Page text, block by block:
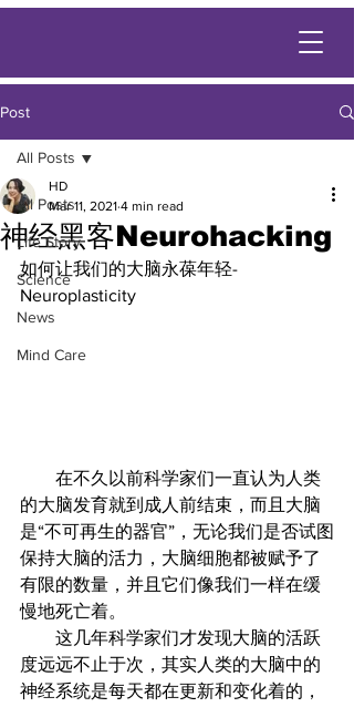
Post
All Posts
Life Story
Science
News
Mind Care
All Posts
神经黑客Neurohacking
HD
Mar 11, 2021 4 min read
如何让我们的大脑永葆年轻-
Neuroplasticity
的大脑发育就到成人前结束，而且大脑
是“不可再生的器官”，无论我们是否试图
保持大脑的活力，大脑细胞都被赋予了
有限的数量，并且它们像我们一样在缓
慢地死亡着。
度远远不止于次，其实人类的大脑中的
神经系统是每天都在更新和变化着的，